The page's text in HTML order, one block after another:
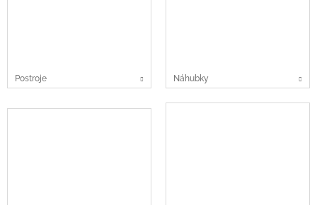
Postroje Náhubky